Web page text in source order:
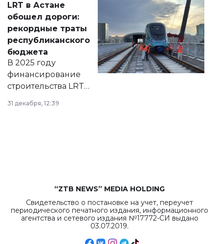
документ
появился в базе
нормативных
правовых актов и
на сайте маслихат
города.
LRT в Астане
обошел дороги:
рекордные траты
республиканского
бюджета
В 2025 году
финансирование
строительства LRT
в Астане из
республиканского
31 декабря, 12:39
“ZTB NEWS” MEDIA HOLDING
Свидетельство о постановке на учет, переучет
периодического печатного издания, информационного
агентства и сетевого издания №17772-СИ выдано
03.07.2019.